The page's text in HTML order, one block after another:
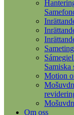
Samiska
Motion
Om oss